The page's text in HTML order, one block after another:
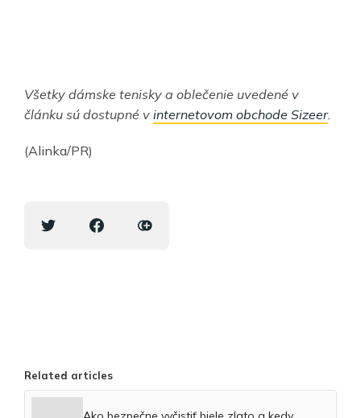
Všetky dámske tenisky a oblečenie uvedené v
článku sú dostupné v internetovom obchode Sizeer.
(Alinka/PR)
Related articles